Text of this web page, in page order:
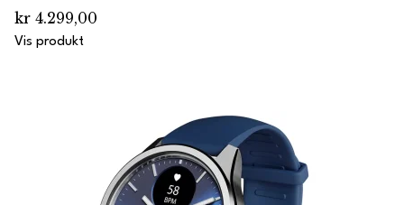
kr 4.299,00
Vis produkt